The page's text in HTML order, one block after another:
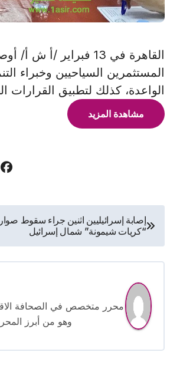
القاهرة في 13
المستثمرين السياحيين وخبراء
الواعدة، كذلك لتطبيق القرارات
مشاهدة المزيد
تصفّح
المقالات
إصابة إسرائيليين اثنين جراء سقوط
“كريات شيمونة” شمال إسرائيل
وهو من أبرز